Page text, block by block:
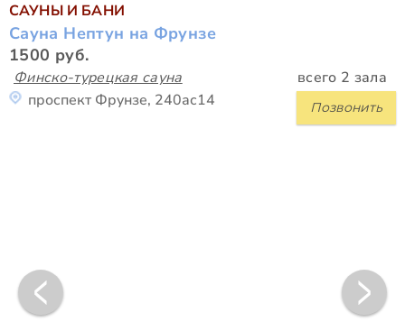
САУНЫ И БАНИ
Сауна Нептун на Фрунзе
1500 руб.
Финско-турецкая сауна всего 2 зала
Позвонить
проспект Фрунзе, 240ас14